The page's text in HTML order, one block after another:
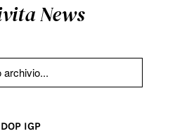
News
IGP